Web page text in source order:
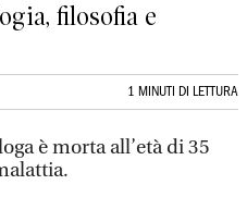
filosofia e
1 MINUTI DI LETTURA
è morta all’età di 35